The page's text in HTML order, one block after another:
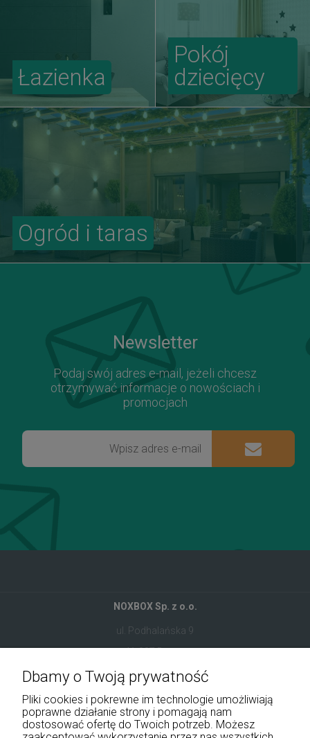
Ogród i taras
Łazienka
Pokój
dziecięcy
Newsletter
Podaj swój adres e-mail, jeżeli chcesz
otrzymywać informacje o nowościach i
promocjach
NOXBOX Sp. z o.o.
ul. Podhalańska 9
41-907 Bytom
+48 534 555 344
sklep@noxbox.pl
Dbamy o Twoją prywatność
Pliki cookies i pokrewne im technologie umożliwiają
poprawne działanie strony i pomagają nam
dostosować ofertę do Twoich potrzeb. Możesz